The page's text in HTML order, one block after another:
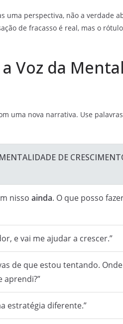
uma perspectiva, não a verdade
de fracasso é real, mas o rótulo
Voz da
uma nova narrativa. Use
DE
nisso ainda. O que posso
e vai me ajudar a crescer.”
de que estou tentando.
aprendi?”
estratégia diferente.”